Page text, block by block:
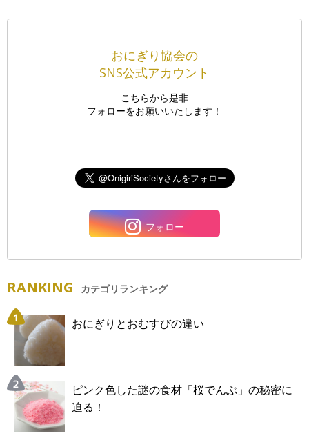
おにぎり協会の
SNS公式アカウント
こちらから是非
フォローをお願いいたします！
フォロー
RANKING カテゴリランキング
おにぎりとおむすびの違い
ピンク色した謎の食材「桜でんぶ」の秘密に
迫る！